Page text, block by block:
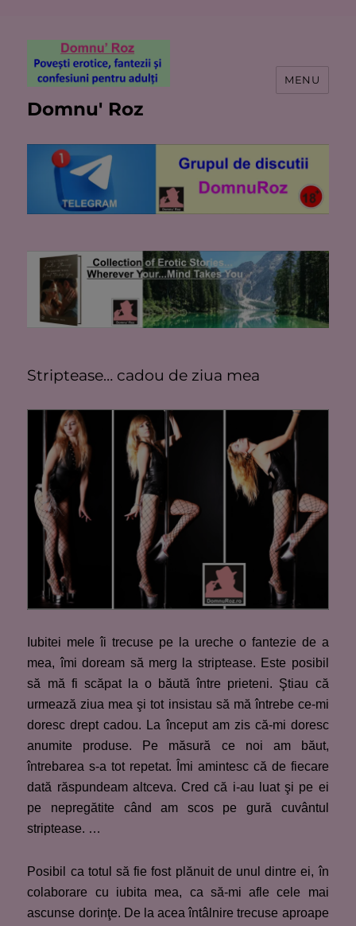
Domnu' Roz
MENU
Striptease… cadou de ziua mea
Iubitei mele îi trecuse pe la ureche o fantezie de a
mea, îmi doream să merg la striptease. Este posibil
să mă fi scăpat la o băută între prieteni. Ştiau că
urmează ziua mea şi tot insistau să mă întrebe ce-mi
doresc drept cadou. La început am zis că-mi doresc
anumite produse. Pe măsură ce noi am băut,
întrebarea s-a tot repetat. Îmi amintesc că de fiecare
dată răspundeam altceva. Cred că i-au luat şi pe ei
pe nepregătite când am scos pe gură cuvântul
striptease. …
Posibil ca totul să fie fost plănuit de unul dintre ei, în
colaborare cu iubita mea, ca să-mi afle cele mai
ascunse dorinţe. De la acea întâlnire trecuse aproape